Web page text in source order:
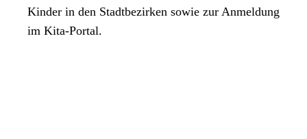
Kinder in den Stadtbezirken sowie zur Anmeldung
im Kita-Portal.